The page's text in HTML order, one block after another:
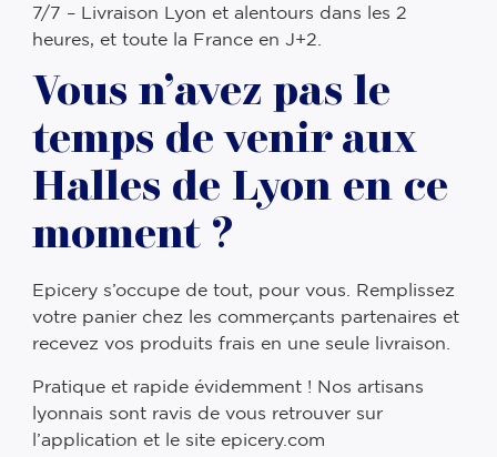
7/7 – Livraison Lyon et alentours dans les 2
heures, et toute la France en J+2.
Vous n’avez pas le
temps de venir aux
Halles de Lyon en ce
moment ?
Epicery s’occupe de tout, pour vous. Remplissez
votre panier chez les commerçants partenaires et
recevez vos produits frais en une seule livraison.
Pratique et rapide évidemment ! Nos artisans
lyonnais sont ravis de vous retrouver sur
l’application et le site epicery.com